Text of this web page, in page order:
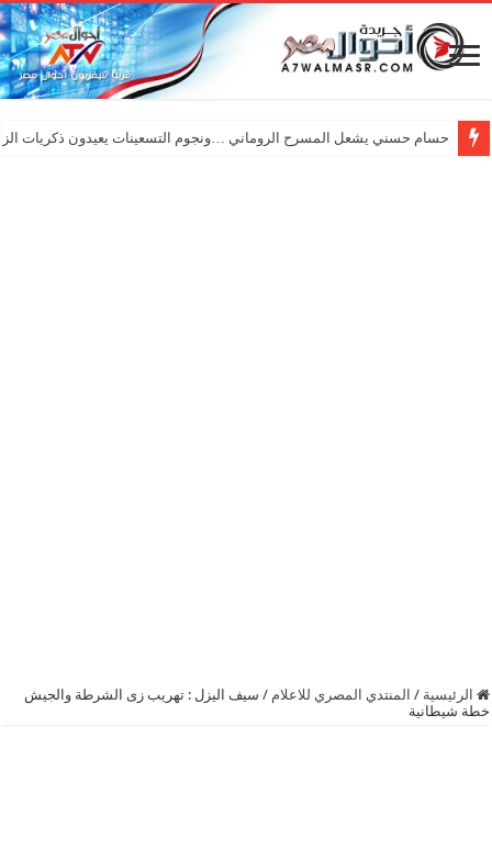
حسام حسني يشعل المسرح الروماني …ونجوم التسعينات يعيدون ذكريات
الرئيسية / المنتدي المصري للاعلام / سيف اليزل : تهريب زى الشرطة والجيش
خطة شيطانية